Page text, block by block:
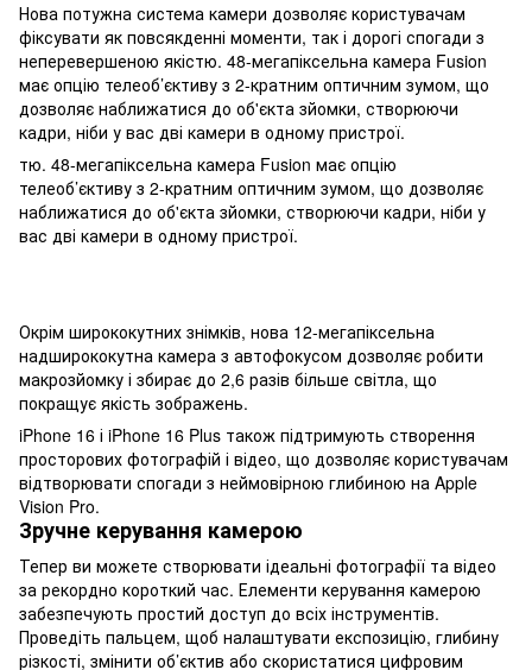
Нова потужна система камери дозволяє користувачам
фіксувати як повсякденні моменти, так і дорогі спогади з
неперевершеною якістю. 48-мегапіксельна камера Fusion
має опцію телеоб’єктиву з 2-кратним оптичним зумом, що
дозволяє наближатися до об'єкта зйомки, створюючи
кадри, ніби у вас дві камери в одному пристрої.
тю. 48-мегапіксельна камера Fusion має опцію
телеоб’єктиву з 2-кратним оптичним зумом, що дозволяє
наближатися до об'єкта зйомки, створюючи кадри, ніби у
вас дві камери в одному пристрої.
Окрім ширококутних знімків, нова 12-мегапіксельна
надширококутна камера з автофокусом дозволяє робити
макрозйомку і збирає до 2,6 разів більше світла, що
покращує якість зображень.
iPhone 16 і iPhone 16 Plus також підтримують створення
просторових фотографій і відео, що дозволяє користувачам
відтворювати спогади з неймовірною глибиною на Apple
Vision Pro.
Зручне керування камерою
Тепер ви можете створювати ідеальні фотографії та відео
за рекордно короткий час. Елементи керування камерою
забезпечують простий доступ до всіх інструментів.
Проведіть пальцем, щоб налаштувати експозицію, глибину
різкості, змінити об’єктив або скористатися цифровим